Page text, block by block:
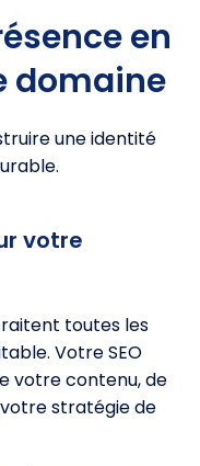
en
domaine
une identité
votre
toutes les
Votre SEO
votre contenu, de
stratégie de